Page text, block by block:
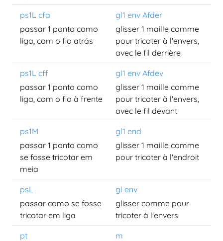
ps1L cfa
gl1 env Afder
passar 1 ponto como
liga, com o fio atrás
glisser 1 maille comme
pour tricoter à l'envers,
avec le fil derrière
ps1L cff
gl1 env Afdev
passar 1 ponto como
liga, com o fio à frente
glisser 1 maille comme
pour tricoter à l'envers,
avec le fil devant
ps1M
gl1 end
passar 1 ponto como
se fosse tricotar em
meia
glisser 1 maille comme
pour tricoter à l'endroit
psL
gl env
passar como se fosse
tricotar em liga
glisser comme pour
tricoter à l'envers
pt
m